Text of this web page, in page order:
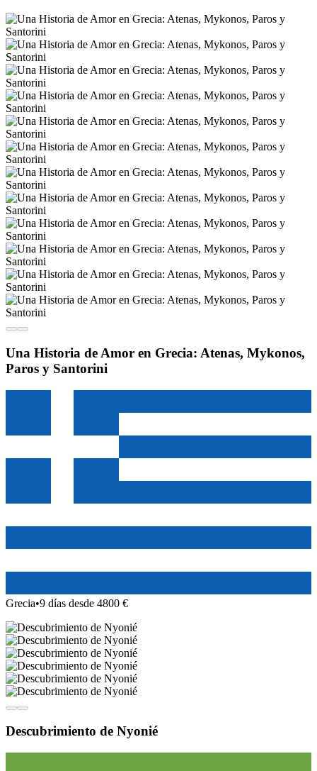
Una Historia de Amor en Grecia: Atenas, Mykonos,
Paros y Santorini
Grecia•9 días desde 4800 €
Descubrimiento de Nyonié